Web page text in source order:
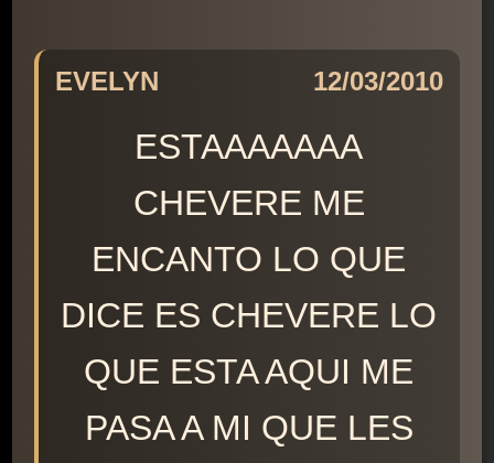
EVELYN 12/03/2010
ESTAAAAAAA
CHEVERE ME
ENCANTO LO QUE
DICE ES CHEVERE LO
QUE ESTA AQUI ME
PASA A MI QUE LES